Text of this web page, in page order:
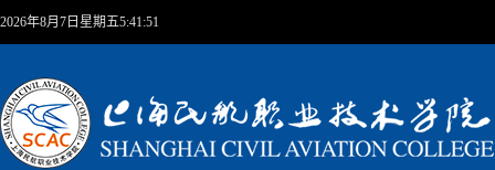
2026年8月7日星期五5:41:52